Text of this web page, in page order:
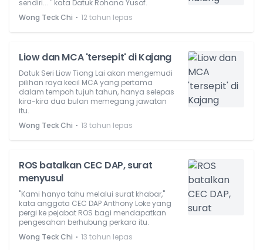
sendiri... " kata Datuk Rohana Yusof.
Wong Teck Chi ⋅ 12 tahun lepas
Liow dan MCA 'tersepit' di Kajang
Datuk Seri Liow Tiong Lai akan mengemudi
pilihan raya kecil MCA yang pertama
dalam tempoh tujuh tahun, hanya selepas
kira-kira dua bulan memegang jawatan
itu.
Wong Teck Chi ⋅ 13 tahun lepas
ROS batalkan CEC DAP, surat
menyusul
"Kami hanya tahu melalui surat khabar,"
kata anggota CEC DAP Anthony Loke yang
pergi ke pejabat ROS bagi mendapatkan
pengesahan berhubung perkara itu.
Wong Teck Chi ⋅ 13 tahun lepas